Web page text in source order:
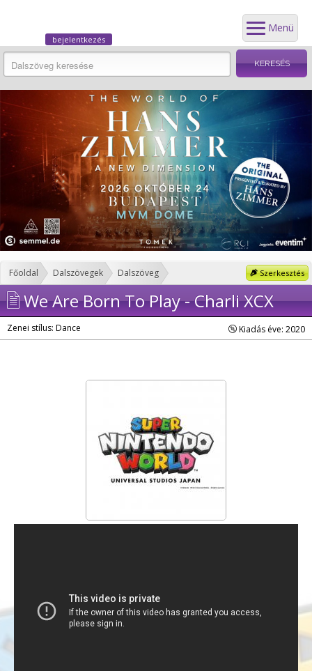
Menü
bejelentkezés
Szerkesztés
Főoldal Dalszövegek Dalszöveg
We Are Born To Play - Charli XCX
Zenei stílus: Dance Kiadás éve: 2020